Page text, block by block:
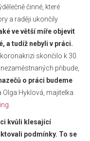
činné, které
a raději ukončily
ve větší míře objevit
a tudíž nebyli v práci.
skončilo k 30.
přibude,
o práci budeme
Olga Hyklová, majitelka
kvůli klesající
podmínky. To se